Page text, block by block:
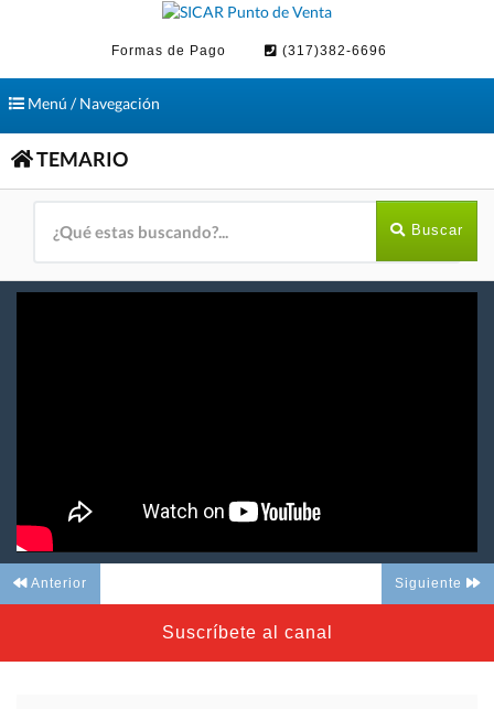
Formas de Pago (317)382-6696
ToggleMenú / Navegación
TEMARIO
Buscar
Anterior Siguiente
Suscríbete al canal